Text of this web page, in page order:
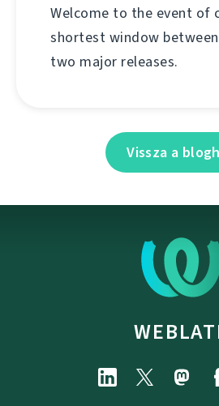
Welcome to the event of
shortest window
two major releases.
Vissza a